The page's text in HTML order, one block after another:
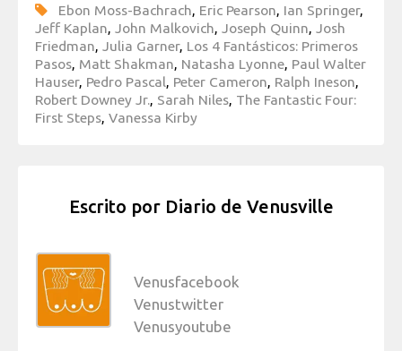
Ebon Moss-Bachrach, Eric Pearson, Ian Springer,
Jeff Kaplan, John Malkovich, Joseph Quinn, Josh
Friedman, Julia Garner, Los 4 Fantásticos: Primeros
Pasos, Matt Shakman, Natasha Lyonne, Paul Walter
Hauser, Pedro Pascal, Peter Cameron, Ralph Ineson,
Robert Downey Jr., Sarah Niles, The Fantastic Four:
First Steps, Vanessa Kirby
Escrito por Diario de Venusville
Venusfacebook
Venustwitter
Venusyoutube